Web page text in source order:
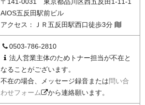
AIOS五反田駅前ビル
アクセス：ＪＲ五反田駅西口徒歩3分
0503-786-2810
法人営業主体のためトナー担当が不在と
なることがございます。
不在の場合、メッセージ録音または問い合
わせフォーム
から連絡願います。